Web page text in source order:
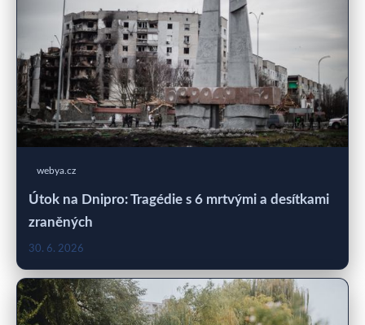
webya.cz
Útok na Dnipro: Tragédie s 6 mrtvými a desítkami
zraněných
30. 6. 2026